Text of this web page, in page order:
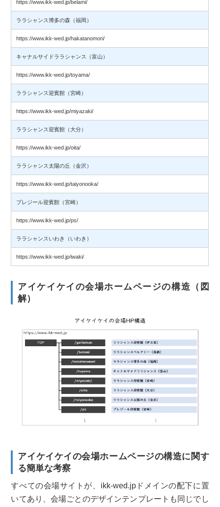
https://www.ikk-wed.jp/belami/
ララシャンス博多の森（福岡）
https://www.ikk-wed.jp/hakatanomori/
キャナルサイドララシャンス（富山）
https://www.ikk-wed.jp/toyama/
ララシャンス迎賓館（宮崎）
https://www.ikk-wed.jp/miyazaki/
ララシャンス迎賓館（大分）
https://www.ikk-wed.jp/oita/
ララシャンス太陽の丘（金沢）
https://www.ikk-wed.jp/taiyonooka/
プレジール迎賓館（宮崎）
https://www.ikk-wed.jp/ps/
ララシャンスいわき（いわき）
https://www.ikk-wed.jp/iwaki/
アイケイケイの会場ホームページの構造（図
解）
アイケイケイの会場ホームページの構造に関す
る簡単な考察
すべての会場サイトが、ikk-wed.jpドメインの配下に置
いてあり、会場ごとのデザインテンプレートも同じでし